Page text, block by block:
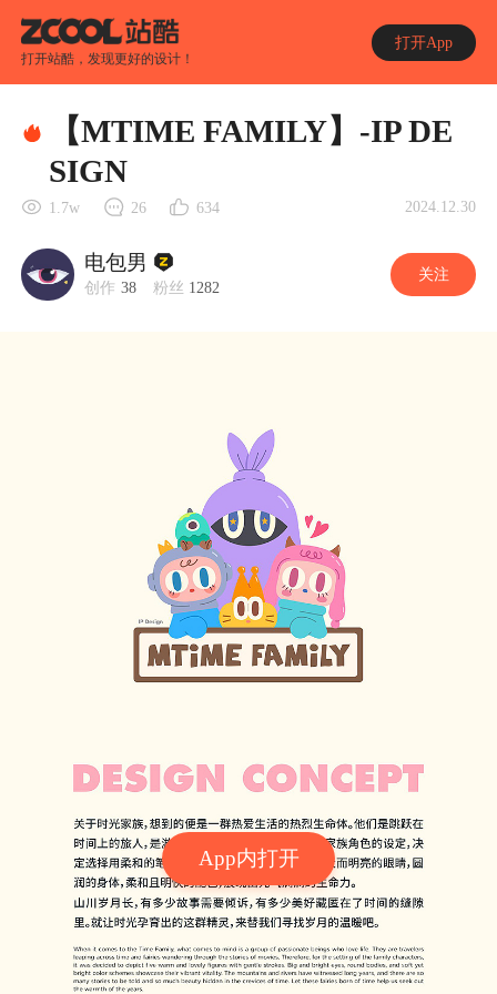
打开站酷，发现更好的设计！
打开App
App内打开
【MTIME FAMILY】-IP DE
SIGN
1.7w 26 634 2024.12.30
电包男
创作 38 粉丝 1282
关注